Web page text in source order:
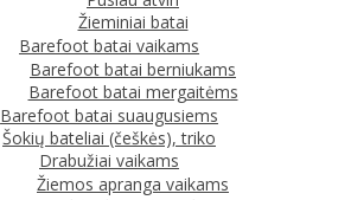
Žieminiai batai
Barefoot batai vaikams
Barefoot batai berniukams
Barefoot batai mergaitėms
Barefoot batai suaugusiems
Šokių bateliai (češkės), triko
Drabužiai vaikams
Žiemos apranga vaikams